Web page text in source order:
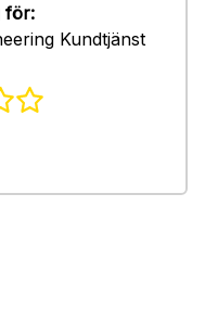
för:
Kundtjänst